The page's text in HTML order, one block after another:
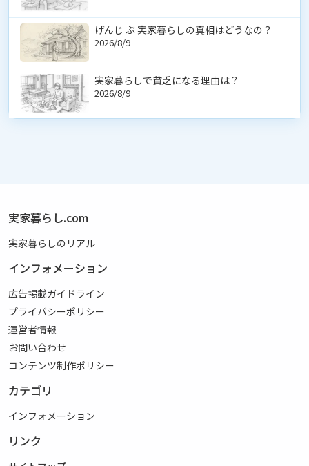
げんじ ぶ 実家暮らしの真相はどうなの？
2026/8/9
実家暮らしで貧乏になる理由は？
2026/8/9
実家暮らし.com
実家暮らしのリアル
インフォメーション
広告掲載ガイドライン
プライバシーポリシー
運営者情報
お問い合わせ
コンテンツ制作ポリシー
カテゴリ
インフォメーション
リンク